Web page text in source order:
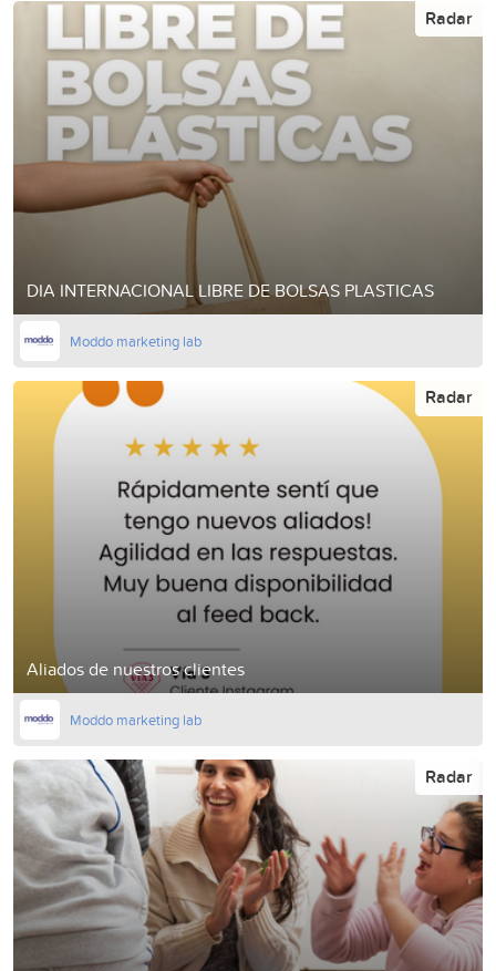
DIA INTERNACIONAL LIBRE DE BOLSAS PLASTICAS
Radar
Moddo marketing lab
Aliados de nuestros clientes
Radar
Moddo marketing lab
Radar